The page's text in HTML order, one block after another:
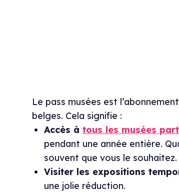
Le pass musées est
belges. Cela signifie :
Accès à tous les musées
pendant une année entière.
souvent que vous le souhaitez.
Visiter les expositions
une jolie réduction.